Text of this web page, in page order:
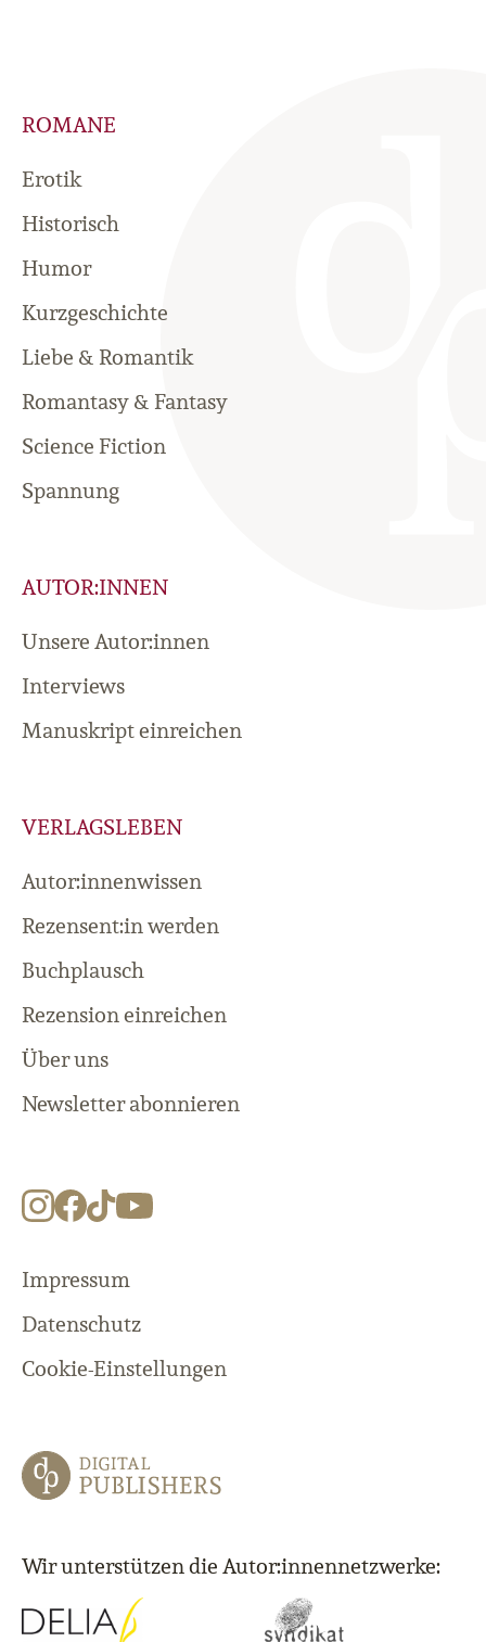
ROMANE
Erotik
Historisch
Humor
Kurzgeschichte
Liebe & Romantik
Romantasy & Fantasy
Science Fiction
Spannung
AUTOR:INNEN
Unsere Autor:innen
Interviews
Manuskript einreichen
VERLAGSLEBEN
Autor:innenwissen
Rezensent:in werden
Buchplausch
Rezension einreichen
Über uns
Newsletter abonnieren
Impressum
Datenschutz
Cookie-Einstellungen
Wir unterstützen die Autor:innennetzwerke: